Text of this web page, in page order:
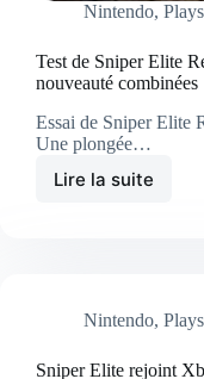
Nintendo,
Test de Sniper Elite
nouveauté combinées
Essai de Sniper Elite
Une plongée…
Lire la suite
Nintendo,
Sniper Elite rejoint